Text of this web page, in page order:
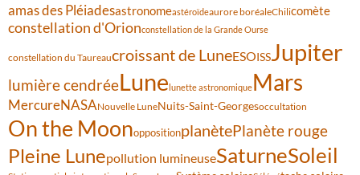
amas des Pléiadesastronomeastéroïdeaurore boréaleChilicomète
constellation d'Orionconstellation de la Grande Ourse
constellation du Taureaucroissant de LuneESOISSJupiter
lumière cendréeLunelunette astronomiqueMars
MercureNASANouvelle LuneNuits-Saint-Georgesoccultation
On the MoonoppositionplanètePlanète rouge
Pleine Lunepollution lumineuseSaturneSoleil